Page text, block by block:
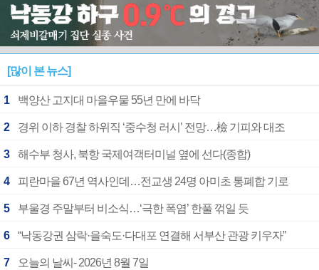
[많이 본 뉴스]
1 백양산 고지대 마을우물 55년 만에 바닥
2 경위 이하 경찰 하위직 ‘중수청 러시’ 전망…檢 기피와 대조
3 해수부 청사, 북항 국제여객터미널 옆에 선다(종합)
4 피란마을 67년 역사인데…전교생 24명 아미초 통폐합 기로
5 부울경 주말부터 비소식…‘극한 폭염’ 한풀 꺾일 듯
6 “낙동강권 삼락·을숙도·다대포 연결해 서부산 관광 키우자”
7 오늘의 날씨- 2026년 8월 7일